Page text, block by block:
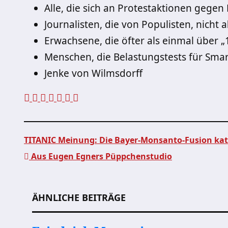
Alle, die sich an Protestaktionen gegen
Journalisten, die von Populisten, nicht
Erwachsene, die öfter als einmal über
Menschen, die Belastungstests für
Jenke von Wilmsdorff
TITANIC Meinung: Die Bayer-Monsanto-Fusion
Aus Eugen Egners Püppchenstudio
ÄHNLICHE BEITRÄGE